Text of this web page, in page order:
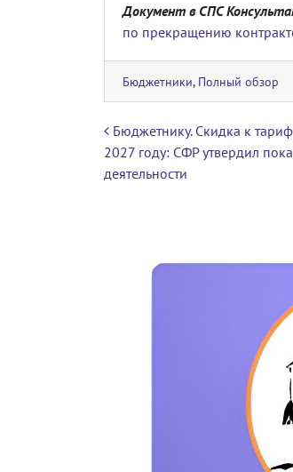
Документ в СПС
по прекращению
Бюджетники, Полный обзор
Навигация по
Бюджетнику. Скидка к
2027 году: СФР утвердил
деятельности